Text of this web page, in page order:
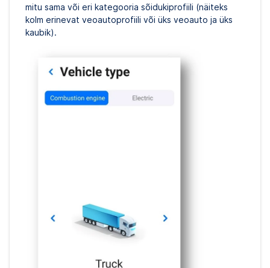
mitu sama või eri kategooria sõidukiprofiili (näiteks
kolm erinevat veoautoprofiili või üks veoauto ja üks
kaubik).